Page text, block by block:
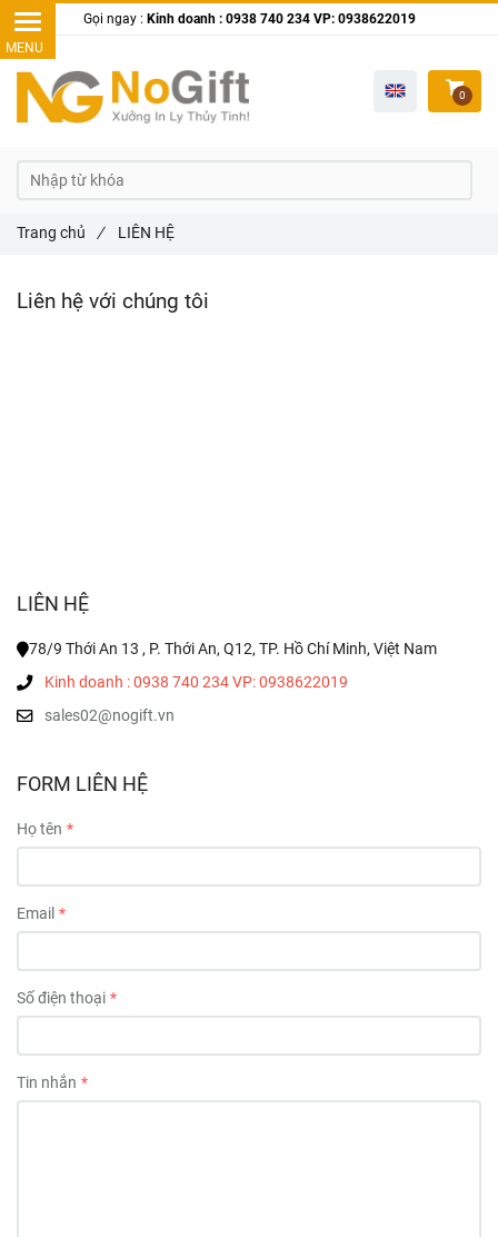
Liên hệ với chúng tôi
LIÊN HỆ
78/9 Thới An 13 , P. Thới An, Q12, TP. Hồ Chí Minh, Việt Nam
Kinh doanh : 0938 740 234 VP: 0938622019
sales02@nogift.vn
FORM LIÊN HỆ
Họ tên
Email
Số điện thoại
Tin nhắn
Trang chủ / LIÊN HỆ
Gọi ngay : Kinh doanh : 0938 740 234 VP: 0938622019
0